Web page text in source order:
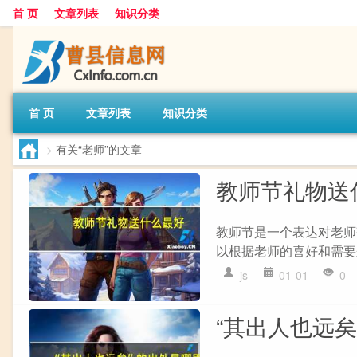
首 页 文章列表 知识分类
首 页 文章列表 知识分类
> 有关“老师”的文章
教师节礼物
教师节是一个表达对老
以根据老师的喜好和需
js 01-01 0
“其出人也远